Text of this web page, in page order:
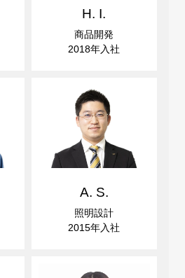
H. I.
商品開発
2018年入社
A. S.
照明設計
2015年入社